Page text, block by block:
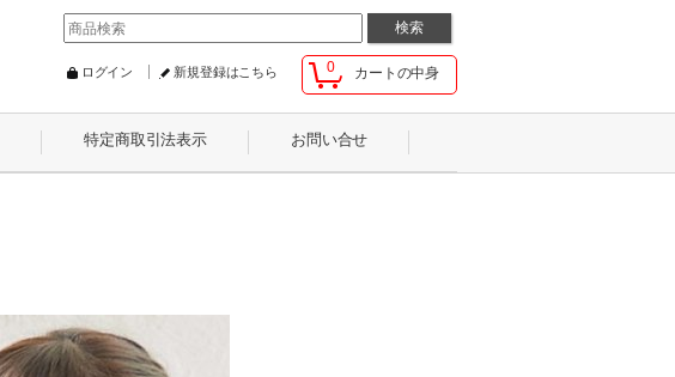
0 カートの中身
ログイン 新規登録はこちら
特定商取引法表示 お問い合せ